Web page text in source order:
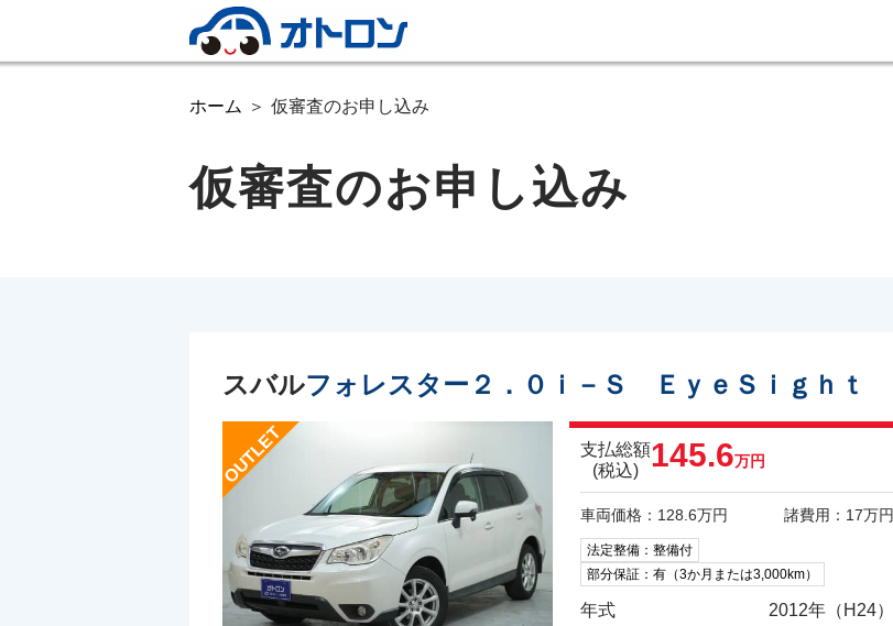
ホーム 仮審査のお申し込み
仮審査のお申し込み
スバルフォレスター２．０ｉ－Ｓ ＥｙｅＳｉｇｈｔ
支払総額
(税込)
145.6万円
車両価格：128.6万円 諸費用：17万円
法定整備：整備付
部分保証：有（3か月または3,000km）
年式
2012年（H24）